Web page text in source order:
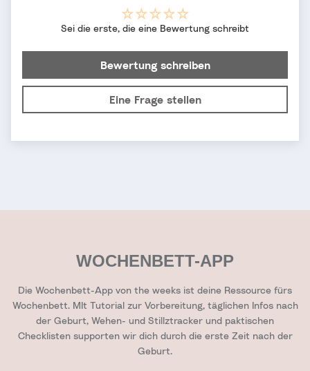
Sei die erste, die eine Bewertung schreibt
Bewertung schreiben
Eine Frage stellen
WOCHENBETT-APP
Die Wochenbett-App von the weeks ist deine Ressource fürs
Wochenbett. MIt Tutorial zur Vorbereitung, täglichen Infos nach
der Geburt, Wehen- und Stillztracker und paktischen
Checklisten supporten wir dich durch die erste Zeit nach der
Geburt.